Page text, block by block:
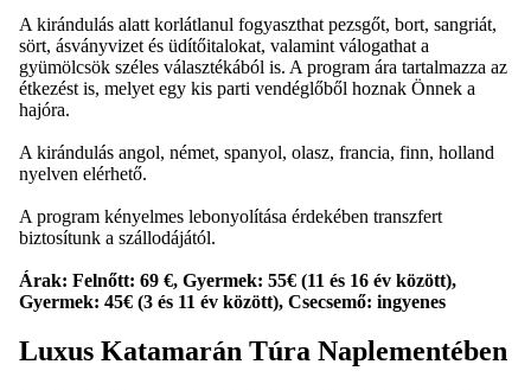
A kirándulás alatt korlátlanul fogyaszthat pezsgőt, bort, sangriát,
sört, ásványvizet és üdítőitalokat, valamint válogathat a
gyümölcsök széles választékából is. A program ára tartalmazza az
étkezést is, melyet egy kis parti vendéglőből hoznak Önnek a
hajóra.
A kirándulás angol, német, spanyol, olasz, francia, finn, holland
nyelven elérhető.
A program kényelmes lebonyolítása érdekében transzfert
biztosítunk a szállodájától.
Árak: Felnőtt: 69 €, Gyermek: 55€ (11 és 16 év között),
Gyermek: 45€ (3 és 11 év között), Csecsemő: ingyenes
Luxus Katamarán Túra Naplementében